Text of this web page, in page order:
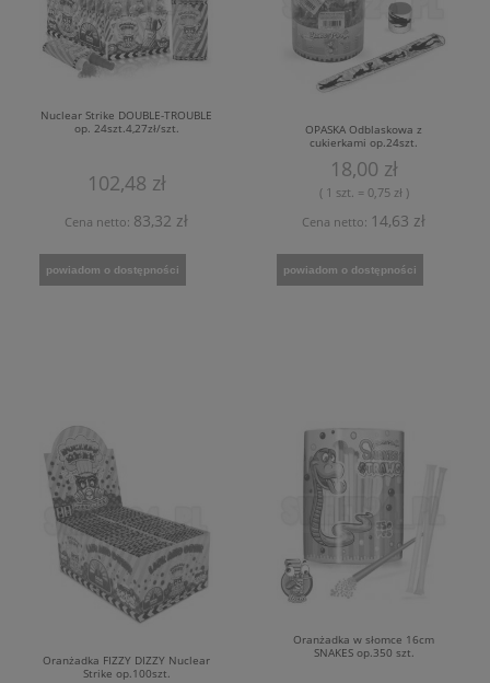
Nuclear Strike DOUBLE-TROUBLE
op. 24szt.4,27zł/szt.
102,48 zł
Cena netto: 83,32 zł
powiadom o dostępności
OPASKA Odblaskowa z
cukierkami op.24szt.
18,00 zł
( 1 szt. = 0,75 zł )
Cena netto: 14,63 zł
powiadom o dostępności
Oranżadka FIZZY DIZZY Nuclear
Strike op.100szt.
Oranżadka w słomce 16cm
SNAKES op.350 szt.